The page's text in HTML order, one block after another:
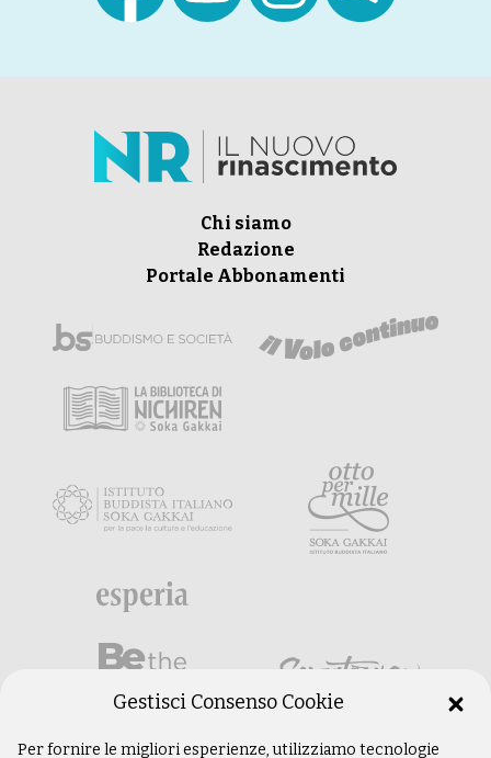
Chi siamo
Redazione
Portale Abbonamenti
Gestisci Consenso Cookie
Per fornire le migliori esperienze, utilizziamo tecnologie